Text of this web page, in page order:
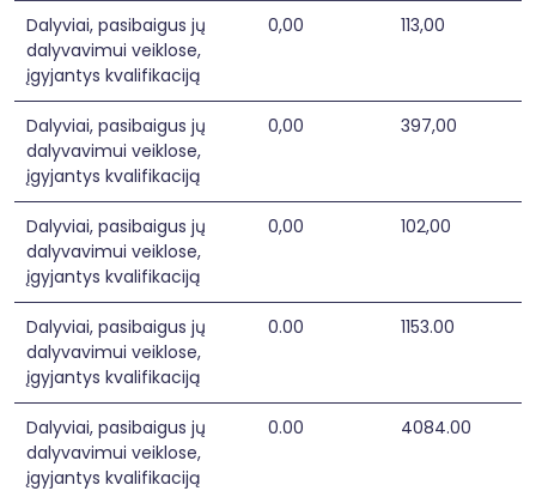
   Lituanistinio švietimo institucijų registro
duomenimis, neformaliojo švietimo
lituanistinėse mokyklose užsienyje dirba 1 018
mokytojų. 82 proc. jų turi aukštąjį išsilavinimą, 51
proc. – pedagogo kvalifikaciją. Šiuo metu
trūksta informacijos įvardyti, kokios srities
aukštąjį išsilavinimą lituanistinio švietimo
mokytojai yra įgiję, tačiau tikėtina, kad lietuvių
kalbos, kultūros, istorijos, geografijos, pradinių
klasių ar švietimo vadybos studijas yra baigę
nedidelė dalis pedagogų. Kadangi pedagoginė
veikla neformaliojo lituanistinio švietimo
įstaigose dažniausiai vyksta savanorystės
pagrindais, kvalifikacijos tobulinimo sistema
šiose įstaigose nėra plėtojama.
   Projekto veiklose numatyta finansuoti
lituanistinio švietimo vykdytojų studijas ir
kvalifikacijos tobulinimą.
Dalyviai, pasibaigus jų
dalyvavimui veiklose,
įgyjantys kvalifikaciją
0,00 113,00
Dalyviai, pasibaigus jų
dalyvavimui veiklose,
įgyjantys kvalifikaciją
0,00 397,00
Dalyviai, pasibaigus jų
dalyvavimui veiklose,
įgyjantys kvalifikaciją
0,00 102,00
Dalyviai, pasibaigus jų
dalyvavimui veiklose,
įgyjantys kvalifikaciją
0.00 1153.00
Dalyviai, pasibaigus jų
dalyvavimui veiklose,
įgyjantys kvalifikaciją
0.00 4084.00